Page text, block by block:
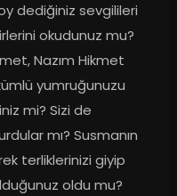
dediğiniz sevgilileri
okudunuz mu?
Nazım Hikmet
yumruğunuzu
mi? Sizi de
mı? Susmanın
terliklerinizi giyip
oldu mu?